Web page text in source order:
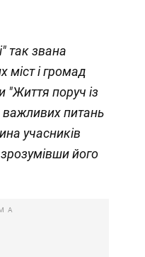
так звана
міст і громад
"Життя поруч із
питань
учасників
його